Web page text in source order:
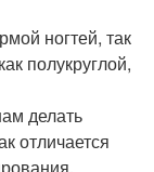
ногтей, так
полукруглой,
делать
отличается